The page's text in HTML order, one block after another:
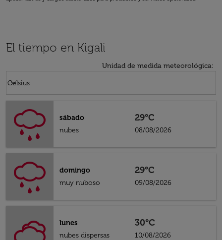
El tiempo en Kigali
Unidad de medida meteorológica:
Celsius
keyboard_arrow_down
sábado
nubes
29°C
08/08/2026
domingo
muy nuboso
29°C
09/08/2026
lunes
nubes dispersas
30°C
10/08/2026